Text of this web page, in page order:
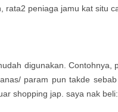
rata2 peniaga jamu kat situ
digunakan.
param pun takde
shopping jap. saya nak beli: